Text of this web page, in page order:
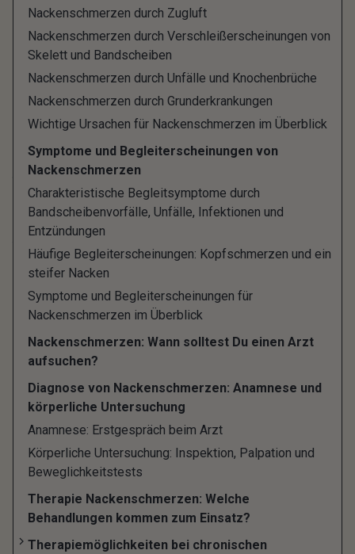
Nackenschmerzen durch Zugluft
Nackenschmerzen durch Verschleißerscheinungen von
Skelett und Bandscheiben
Nackenschmerzen durch Unfälle und Knochenbrüche
Nackenschmerzen durch Grunderkrankungen
Wichtige Ursachen für Nackenschmerzen im Überblick
Symptome und Begleiterscheinungen von
Nackenschmerzen
Charakteristische Begleitsymptome durch
Bandscheibenvorfälle, Unfälle, Infektionen und
Entzündungen
Häufige Begleiterscheinungen: Kopfschmerzen und ein
steifer Nacken
Symptome und Begleiterscheinungen für
Nackenschmerzen im Überblick
Nackenschmerzen: Wann solltest Du einen Arzt
aufsuchen?
Diagnose von Nackenschmerzen: Anamnese und
körperliche Untersuchung
Anamnese: Erstgespräch beim Arzt
Körperliche Untersuchung: Inspektion, Palpation und
Beweglichkeitstests
Therapie Nackenschmerzen: Welche
Behandlungen kommen zum Einsatz?
Therapiemöglichkeiten bei chronischen
Es gibt sehr viele Faktoren, die Nackenschmerzen
begünstigen und hervorrufen. Sie reichen von
und psychischen Belastungen.
Akute und chronische
Nackenschmerzen sind ein
weit verbreitetes Problem
Nackenschmerzen treten sehr häufig auf: es wird
geschätzt, dass jeder Dritte in Deutschland einmal
im Jahr darunter leidet, Frauen häufiger als
Männer. In den meisten Fällen verschwinden der
steife Nacken und die akuten Nackenschmerzen
nach etwa zwei bis drei Wochen wieder.
Dauern die Beschwerden jedoch länger als drei
Monate an, sprechen Ärzte von einer chronischen
Nackenschmerzen". Davon sind aber nur wenige